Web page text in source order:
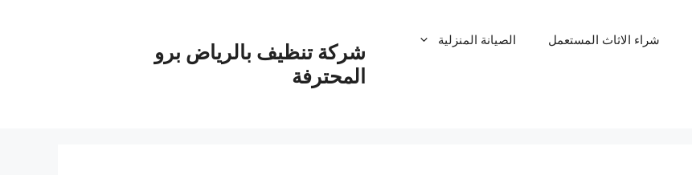
شركة تنظيف بالرياض برو
المحترفة
شراء الاثاث المستعمل الصيانة المنزلية